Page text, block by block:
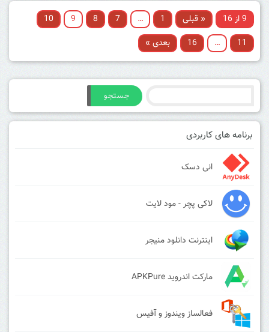
9 از 16 « قبلی 1
…
7
8
9
10
11
…
16 بعدی »
جستجو
برنامه های کاربردی
انی دسک
لاکی پچر - مود لایت
اینترنت دانلود منیجر
مارکت اندروید APKPure
فعالساز ویندوز و آفیس